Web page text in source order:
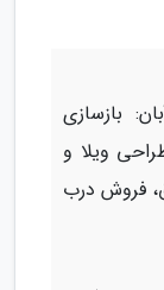
بازسازی
ویلا و
فروش درب